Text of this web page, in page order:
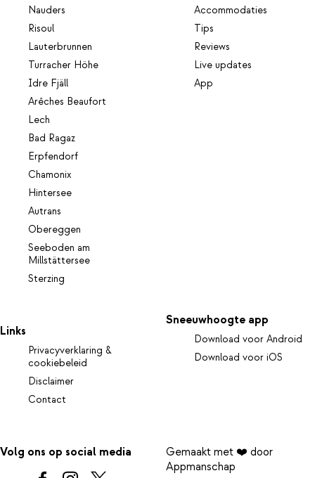
Nauders
Risoul
Lauterbrunnen
Turracher Höhe
Idre Fjäll
Arêches Beaufort
Lech
Bad Ragaz
Erpfendorf
Chamonix
Hintersee
Autrans
Obereggen
Seeboden am
Millstättersee
Sterzing
Accommodaties
Tips
Reviews
Live updates
App
Links
Privacyverklaring &
cookiebeleid
Disclaimer
Contact
Sneeuwhoogte app
Download voor Android
Download voor iOS
Volg ons op social media
Gemaakt met ❤️ door
Appmanschap